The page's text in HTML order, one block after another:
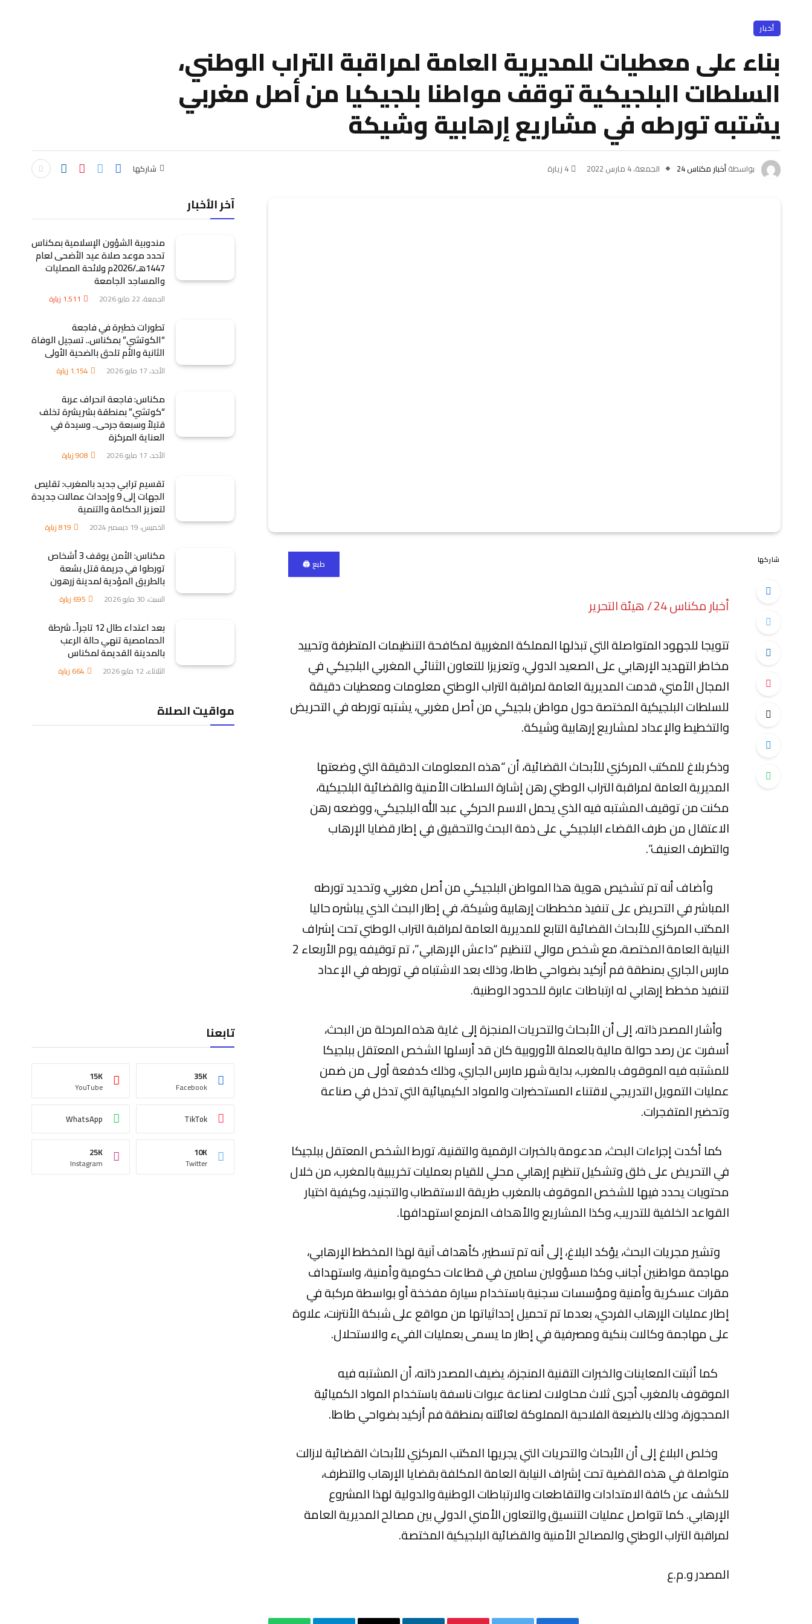
أخبار
بناء على معطيات للمديرية العامة لمراقبة التراب الوطني،
السلطات البلجيكية توقف مواطنا بلجيكيا من أصل مغربي
يشتبه تورطه في مشاريع إرهابية وشيكة
بواسطةأخبار مكناس 24 الجمعة، 4 مارس 2022 4 زيارة شاركها
شاركها طبع 🖨
أخبار مكناس 24 / هيئة التحرير
تتويجا للجهود المتواصلة التي تبذلها المملكة المغربية لمكافحة التنظيمات المتطرفة وتحييد
مخاطر التهديد الإرهابي على الصعيد الدولي، وتعزيزا للتعاون الثنائي المغربي البلجيكي في
المجال الأمني، قدمت المديرية العامة لمراقبة التراب الوطني معلومات ومعطيات دقيقة
للسلطات البلجيكية المختصة حول مواطن بلجيكي من أصل مغربي، يشتبه تورطه في التحريض
والتخطيط والإعداد لمشاريع إرهابية وشيكة.
وذكر بلاغ للمكتب المركزي للأبحاث القضائية، أن “هذه المعلومات الدقيقة التي وضعتها
المديرية العامة لمراقبة التراب الوطني رهن إشارة السلطات الأمنية والقضائية البلجيكية،
مكنت من توقيف المشتبه فيه الذي يحمل الاسم الحركي عبد الله البلجيكي، ووضعه رهن
الاعتقال من طرف القضاء البلجيكي على ذمة البحث والتحقيق في إطار قضايا الإرهاب
والتطرف العنيف”.
وأضاف أنه تم تشخيص هوية هذا المواطن البلجيكي من أصل مغربي، وتحديد تورطه
المباشر في التحريض على تنفيذ مخططات إرهابية وشيكة، في إطار البحث الذي يباشره حاليا
المكتب المركزي للأبحاث القضائية التابع للمديرية العامة لمراقبة التراب الوطني تحت إشراف
النيابة العامة المختصة، مع شخص موالي لتنظيم “داعش الإرهابي”، تم توقيفه يوم الأربعاء 2
مارس الجاري بمنطقة فم أزكيد بضواحي طاطا، وذلك بعد الاشتباه في تورطه في الإعداد
لتنفيذ مخطط إرهابي له ارتباطات عابرة للحدود الوطنية.
وأشار المصدر ذاته، إلى أن الأبحاث والتحريات المنجزة إلى غاية هذه المرحلة من البحث،
أسفرت عن رصد حوالة مالية بالعملة الأوروبية كان قد أرسلها الشخص المعتقل ببلجيكا
للمشتبه فيه الموقوف بالمغرب، بداية شهر مارس الجاري، وذلك كدفعة أولى من ضمن
عمليات التمويل التدريجي لاقتناء المستحضرات والمواد الكيميائية التي تدخل في صناعة
وتحضير المتفجرات.
كما أكدت إجراءات البحث، مدعومة بالخبرات الرقمية والتقنية، تورط الشخص المعتقل ببلجيكا
في التحريض على خلق وتشكيل تنظيم إرهابي محلي للقيام بعمليات تخريبية بالمغرب، من خلال
محتويات يحدد فيها للشخص الموقوف بالمغرب طريقة الاستقطاب والتجنيد، وكيفية اختيار
القواعد الخلفية للتدريب، وكذا المشاريع والأهداف المزمع استهدافها.
وتشير مجريات البحث، يؤكد البلاغ، إلى أنه تم تسطير، كأهداف آنية لهذا المخطط الإرهابي،
مهاجمة مواطنين أجانب وكذا مسؤولين سامين في قطاعات حكومية وأمنية، واستهداف
مقرات عسكرية وأمنية ومؤسسات سجنية باستخدام سيارة مفخخة أو بواسطة مركبة في
إطار عمليات الإرهاب الفردي، بعدما تم تحميل إحداثياتها من مواقع على شبكة الأنترنت، علاوة
على مهاجمة وكالات بنكية ومصرفية في إطار ما يسمى بعمليات الفيء والاستحلال.
كما أثبتت المعاينات والخبرات التقنية المنجزة، يضيف المصدر ذاته، أن المشتبه فيه
الموقوف بالمغرب أجرى ثلاث محاولات لصناعة عبوات ناسفة باستخدام المواد الكميائية
المحجوزة، وذلك بالضيعة الفلاحية المملوكة لعائلته بمنطقة فم أزكيد بضواحي طاطا.
وخلص البلاغ إلى أن الأبحاث والتحريات التي يجريها المكتب المركزي للأبحاث القضائية لازالت
متواصلة في هذه القضية تحت إشراف النيابة العامة المكلفة بقضايا الإرهاب والتطرف،
للكشف عن كافة الامتدادات والتقاطعات والارتباطات الوطنية والدولية لهذا المشروع
الإرهابي. كما تتواصل عمليات التنسيق والتعاون الأمني الدولي بين مصالح المديرية العامة
لمراقبة التراب الوطني والمصالح الأمنية والقضائية البلجيكية المختصة.
المصدر و.م.ع
آخر الأخبار
مندوبية الشؤون الإسلامية بمكناس
تحدد موعد صلاة عيد الأضحى لعام
1447هـ/2026م ولائحة المصليات
والمساجد الجامعة
الجمعة، 22 مايو 2026 1٬511 زيارة
تطورات خطيرة في فاجعة
“الكوتشي” بمكناس.. تسجيل الوفاة
الثانية والأم تلحق بالضحية الأولى
الأحد، 17 مايو 2026 1٬154 زيارة
مكناس: فاجعة انحراف عربة
“كوتشي” بمنطقة بشريشرة تخلف
قتيلاً وسبعة جرحى.. وسيدة في
العناية المركزة
الأحد، 17 مايو 2026 908زيارة
تقسيم ترابي جديد بالمغرب: تقليص
الجهات إلى 9 وإحداث عمالات جديدة
لتعزيز الحكامة والتنمية
الخميس، 19 ديسمبر 2024 819زيارة
مكناس: الأمن يوقف 3 أشخاص
تورطوا في جريمة قتل بشعة
بالطريق المؤدية لمدينة زرهون
السبت، 30 مايو 2026 695 زيارة
بعد اعتداء طال 12 تاجراً.. شرطة
الحمامصية تنهي حالة الرعب
بالمدينة القديمة لمكناس
الثلاثاء، 12 مايو 2026 664 زيارة
مواقيت الصلاة
تابعنا
Facebook
35K
YouTube
15K
TikTok
WhatsApp
Twitter
10K
Instagram
25K